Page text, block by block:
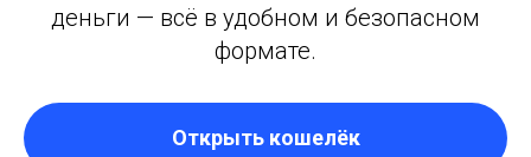
деньги — всё в удобном и безопасном
формате.
Открыть кошелёк